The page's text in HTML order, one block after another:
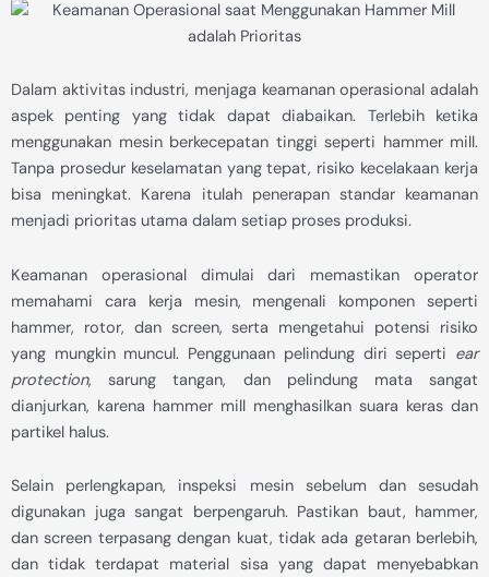
Dalam aktivitas industri, menjaga keamanan operasional adalah
aspek penting yang tidak dapat diabaikan. Terlebih ketika
menggunakan mesin berkecepatan tinggi seperti hammer mill.
Tanpa prosedur keselamatan yang tepat, risiko kecelakaan kerja
bisa meningkat. Karena itulah penerapan standar keamanan
menjadi prioritas utama dalam setiap proses produksi.
Keamanan operasional dimulai dari memastikan operator
memahami cara kerja mesin, mengenali komponen seperti
hammer, rotor, dan screen, serta mengetahui potensi risiko
yang mungkin muncul. Penggunaan pelindung diri seperti ear
protection, sarung tangan, dan pelindung mata sangat
dianjurkan, karena hammer mill menghasilkan suara keras dan
partikel halus.
Selain perlengkapan, inspeksi mesin sebelum dan sesudah
digunakan juga sangat berpengaruh. Pastikan baut, hammer,
dan screen terpasang dengan kuat, tidak ada getaran berlebih,
dan tidak terdapat material sisa yang dapat menyebabkan